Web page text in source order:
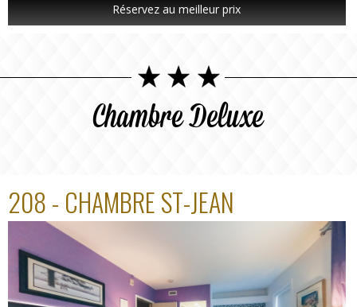
Réservez au meilleur prix
Chambre Deluxe
208 - CHAMBRE ST-JEAN